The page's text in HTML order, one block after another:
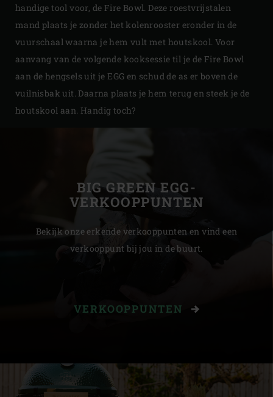
handige tool voor, de Fire Bowl. Deze roestvrijstalen
mand plaats je zonder het kolenrooster eronder in de
vuurschaal waarna je hem vult met houtskool. Voor
aanvang van de volgende kooksessie til je de Fire Bowl
aan de hengsels uit je EGG en schud de as er boven de
vuilnisbak uit. Daarna plaats je hem terug en steek je de
houtskool aan. Handig toch?
BIG GREEN EGG-
VERKOOPPUNTEN
Bekijk onze erkende verkooppunten en vind een
verkooppunt bij jou in de buurt.
VERKOOPPUNTEN